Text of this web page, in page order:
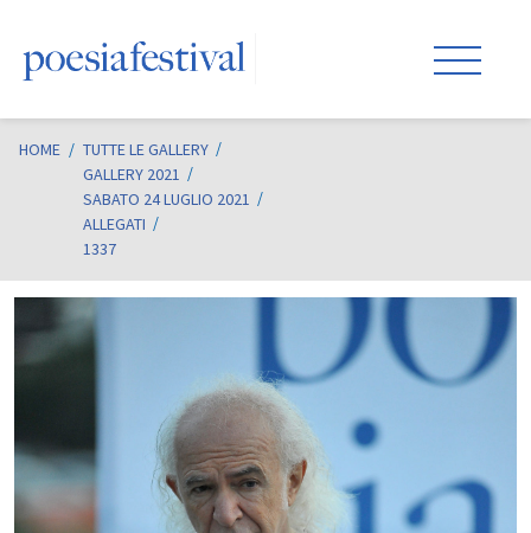
HOME / TUTTE LE GALLERY
GALLERY 2021
SABATO 24 LUGLIO 2021
ALLEGATI
1337